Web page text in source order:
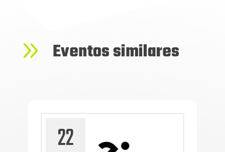
9 Eventos similares
22